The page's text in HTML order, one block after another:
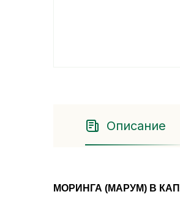
Описание
МОРИНГА (МАРУМ) В